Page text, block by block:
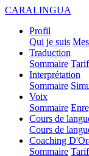
CARALINGUA
Profil
Qui je suis
Traduction
Sommaire
Interprétation
Sommaire
Voix
Sommaire
Cours de
Cours de
Coaching
Sommaire